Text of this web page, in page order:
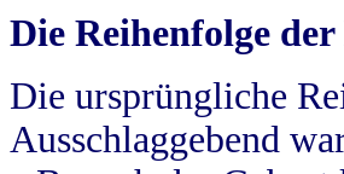
Die Reihenfolge
Die ursprüngliche
Ausschlaggebend